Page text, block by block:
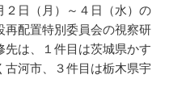
２日（月）～４日（水）の
再配置特別委員会の視察研
は、１件目は茨城県かす
古河市、３件目は栃木県宇